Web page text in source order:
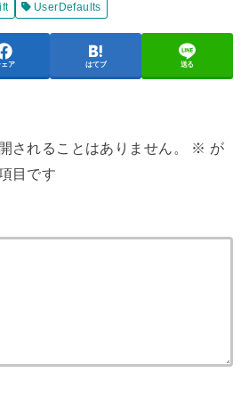
UserDefaults
ェア はてブ 送る
されることはありません。 ※ が
目です